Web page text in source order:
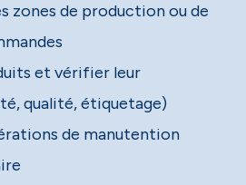
zones de production ou de
et vérifier leur
qualité, étiquetage)
de manutention